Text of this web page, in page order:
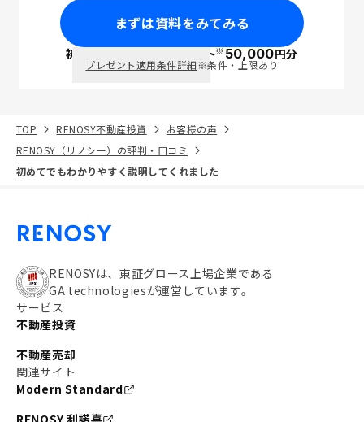
まずは資料をみてみる
初回面談で ポイント※50,000円分
プレゼント適用条件詳細※条件・上限あり
TOP RENOSY不動産投資
お客様の声
RENOSY（リノシー）の評判・口コミ
初めてでもわかりやすく説明してくれました
RENOSYは、東証グロース上場企業である
GA technologiesが運営しています。
サービス
不動産投資
不動産売却
関連サイト
Modern Standard
RENOSY 利諾喜